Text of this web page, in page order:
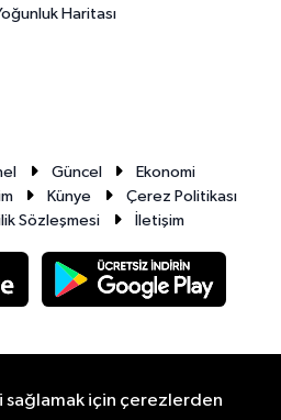
Haritası
Güncel
Ekonomi
Künye
Çerez Politikası
Sözleşmesi İletişim
sağlamak için çerezlerden